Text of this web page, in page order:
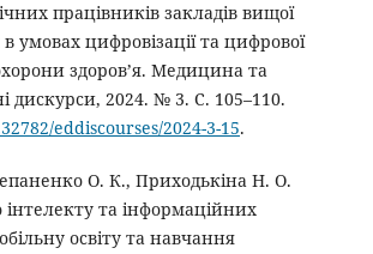
працівників закладів вищої
умовах цифровізації та цифрової
здоров’я. Медицина та
дискурси, 2024. № 3. С. 105–110.
eddiscourses/2024-3-15.
О. К., Приходькіна Н. О.
та інформаційних
освіту та навчання